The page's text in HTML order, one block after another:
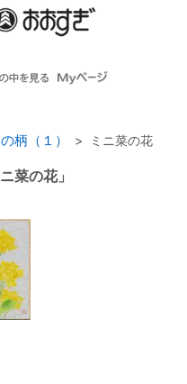
柄（１） ミニ菜の花
菜の花」